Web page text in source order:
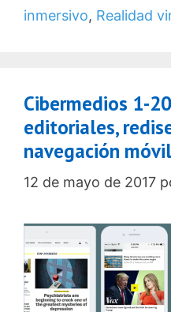
inmersivo, Realidad
Cibermedios 1-
editoriales,
navegación
12 de mayo de 2017